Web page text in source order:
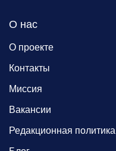
О нас
О проекте
Контакты
Миссия
Вакансии
Редакционная политика